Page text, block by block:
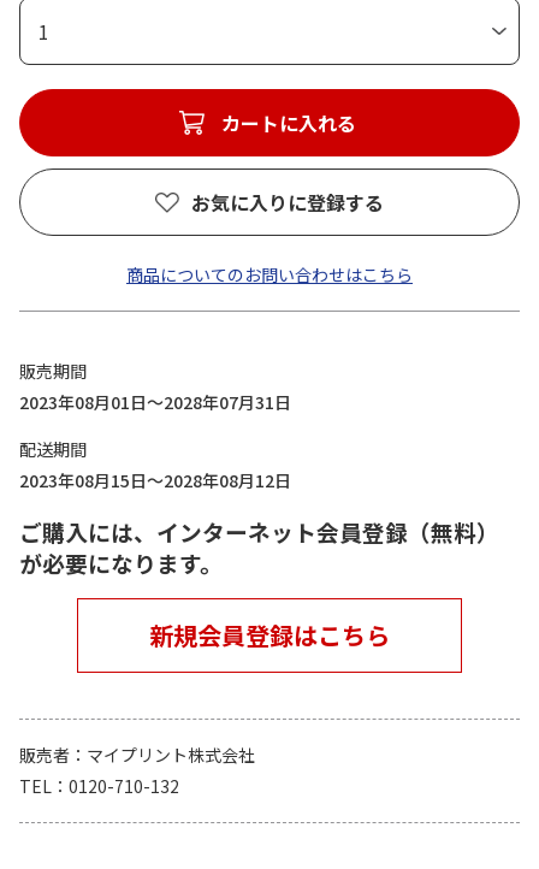
1
カートに入れる
お気に入りに登録する
商品についてのお問い合わせはこちら
販売期間
2023年08月01日～2028年07月31日
配送期間
2023年08月15日～2028年08月12日
ご購入には、インターネット会員登録（無料）
が必要になります。
新規会員登録はこちら
販売者
マイプリント株式会社
TEL
0120-710-132